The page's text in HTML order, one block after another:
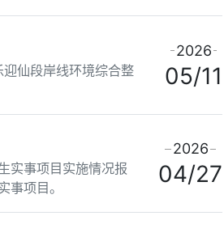
仙段岸线环境综合整
2026
05/11
实事项目实施情况报
项目。
2026
04/27